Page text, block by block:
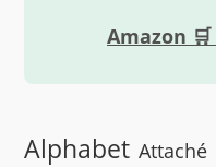
Amazon 🛒
Alphabet Attaché